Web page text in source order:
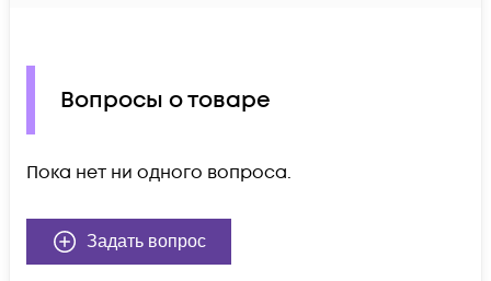
Вопросы о товаре
Пока нет ни одного вопроса.
Задать вопрос